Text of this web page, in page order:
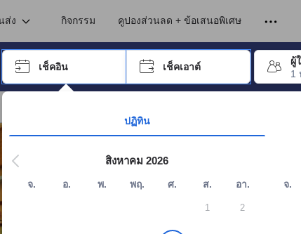
ส่ง กิจกรรม คูปองส่วนลด + ข้อเสนอพิเศษ
พื่อเลื่อนหาคำที่ต้องการ แล้วกดปุ่ม Enter เพื่อเลือก
เช็คอิน เช็คเอาต์
ผู้
1
กด Enter เพื่อเลือกวันที่ ใช้ปุ่มลูกศรเพื่อเลือกวันเช็คอินและเช็คเอาต์ เมื่อไ
ปฏิทิน
สิงหาคม 2026
จ. อ. พ. พฤ. ศ. ส. อา.
1 2
จ.
นั้น คะแนนรีวิวและความคิดเห็นที่แสดงบนอโกด้า จึงมาจากประสบกา